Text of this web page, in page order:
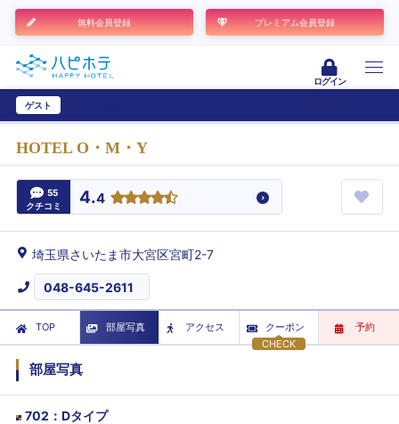
無料会員登録 プレミアム会員登録
ログイン
ゲスト
HOTEL O・M・Y
55
クチコミ
4.4
埼玉県さいたま市大宮区宮町2-7
048-645-2611
TOP 部屋写真
アクセス
CHECK
クーポン 予約
部屋写真
702 ： Dタイプ